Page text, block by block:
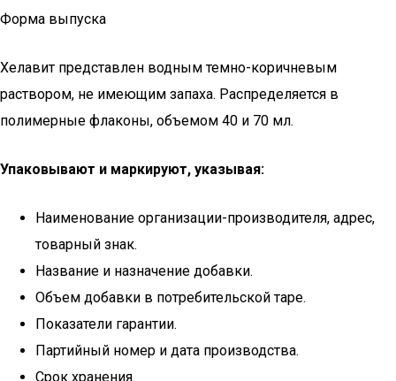
Форма выпуска
Хелавит представлен водным темно-коричневым
раствором, не имеющим запаха. Распределяется в
полимерные флаконы, объемом 40 и 70 мл.
Упаковывают и маркируют, указывая:
Наименование организации-производителя, адрес,
товарный знак.
Название и назначение добавки.
Объем добавки в потребительской таре.
Показатели гарантии.
Партийный номер и дата производства.
Срок хранения.